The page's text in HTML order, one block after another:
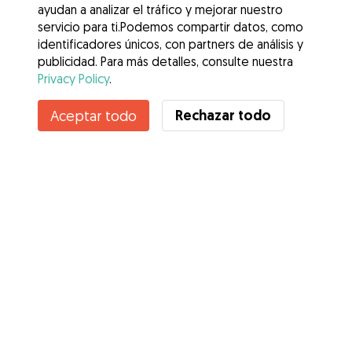
ayudan a analizar el tráfico y mejorar nuestro
servicio para ti.Podemos compartir datos, como
identificadores únicos, con partners de análisis y
publicidad. Para más detalles, consulte nuestra
Privacy Policy.
Aceptar todo Rechazar todo